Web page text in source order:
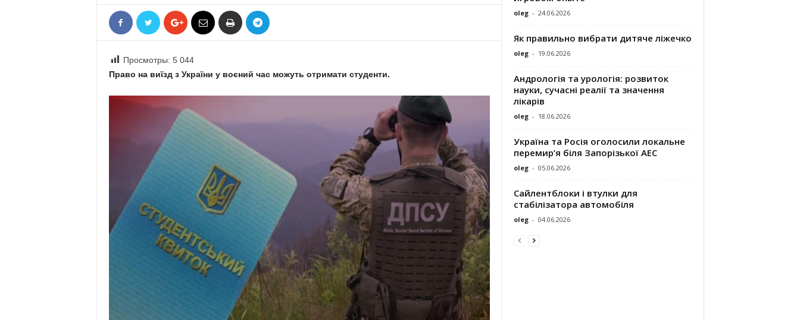
Просмотры: 5 044
Право на виїзд з України у воєний час можуть отримати студенти.
oleg - 24.06.2026
Як правильно вибрати дитяче ліжечко
oleg - 19.06.2026
Андрологія та урологія: розвиток
науки, сучасні реалії та значення
лікарів
oleg - 18.06.2026
Україна та Росія оголосили локальне
перемир’я біля Запорізької АЕС
oleg - 05.06.2026
Сайлентблоки і втулки для
стабілізатора автомобіля
oleg - 04.06.2026